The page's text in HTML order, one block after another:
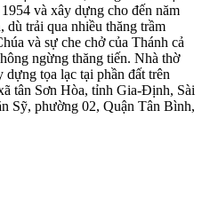
và xây dựng cho đến năm
dù trải qua nhiều thăng trầm
và sự che chở của Thánh cả
ngừng thăng tiến. Nhà thờ
tọa lạc tại phần đất trên
tân Sơn Hòa, tỉnh Gia-Định, Sài
Sỹ, phường 02, Quận Tân Bình,